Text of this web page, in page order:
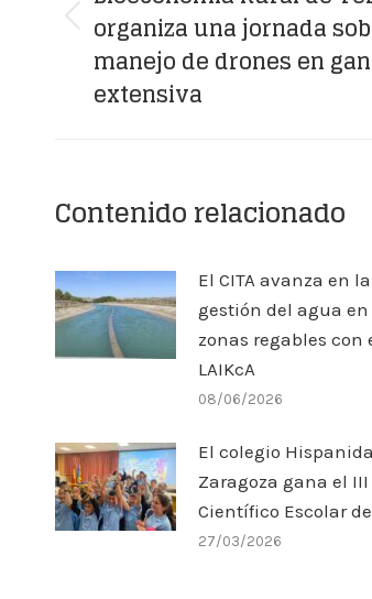
Previous
post:
organiza una jornada
manejo de drones en
extensiva
Contenido relacionado
El CITA avanza en
gestión del agua
zonas regables con
LAIKcA
08/06/2026
El colegio
Zaragoza gana el
Científico Escolar
27/03/2026